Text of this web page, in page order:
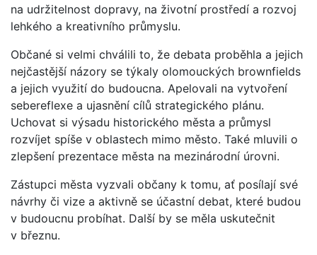
na udržitelnost dopravy, na životní prostředí a rozvoj
lehkého a kreativního průmyslu.
Občané si velmi chválili to, že debata proběhla a jejich
nejčastější názory se týkaly olomouckých brownfields
a jejich využití do budoucna. Apelovali na vytvoření
sebereflexe a ujasnění cílů strategického plánu.
Uchovat si výsadu historického města a průmysl
rozvíjet spíše v oblastech mimo město. Také mluvili o
zlepšení prezentace města na mezinárodní úrovni.
Zástupci města vyzvali občany k tomu, ať posílají své
návrhy či vize a aktivně se účastní debat, které budou
v budoucnu probíhat. Další by se měla uskutečnit
v březnu.